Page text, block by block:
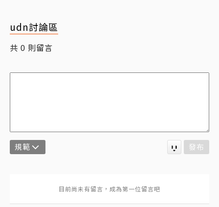
udn討論區
共 0 則留言
規範 發布